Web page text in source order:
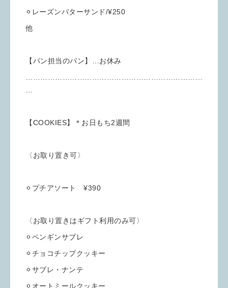
⚪︎レーズンバターサンド/¥250
他
【パン担当のパン】…お休み
【COOKIES】＊お日もち2週間
〈お取り置き可〉
⚪︎プチアソート ¥390
〈お取り置きはギフト利用のみ可〉
⚪︎ペンギンサブレ
⚪︎チョコチップクッキー
⚪︎サブレ・ナンテ
⚪︎オートミールクッキー